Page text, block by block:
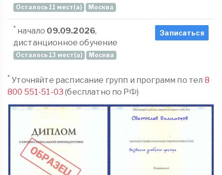
Осталось 11 мест(а) Москва
* начало 09.09.2026,
дистанционное обучение
Осталось 13 мест(а) Москва
Записаться
* Уточняйте расписание групп и программ по тел 8
800 551-51-03 (бесплатно по РФ)